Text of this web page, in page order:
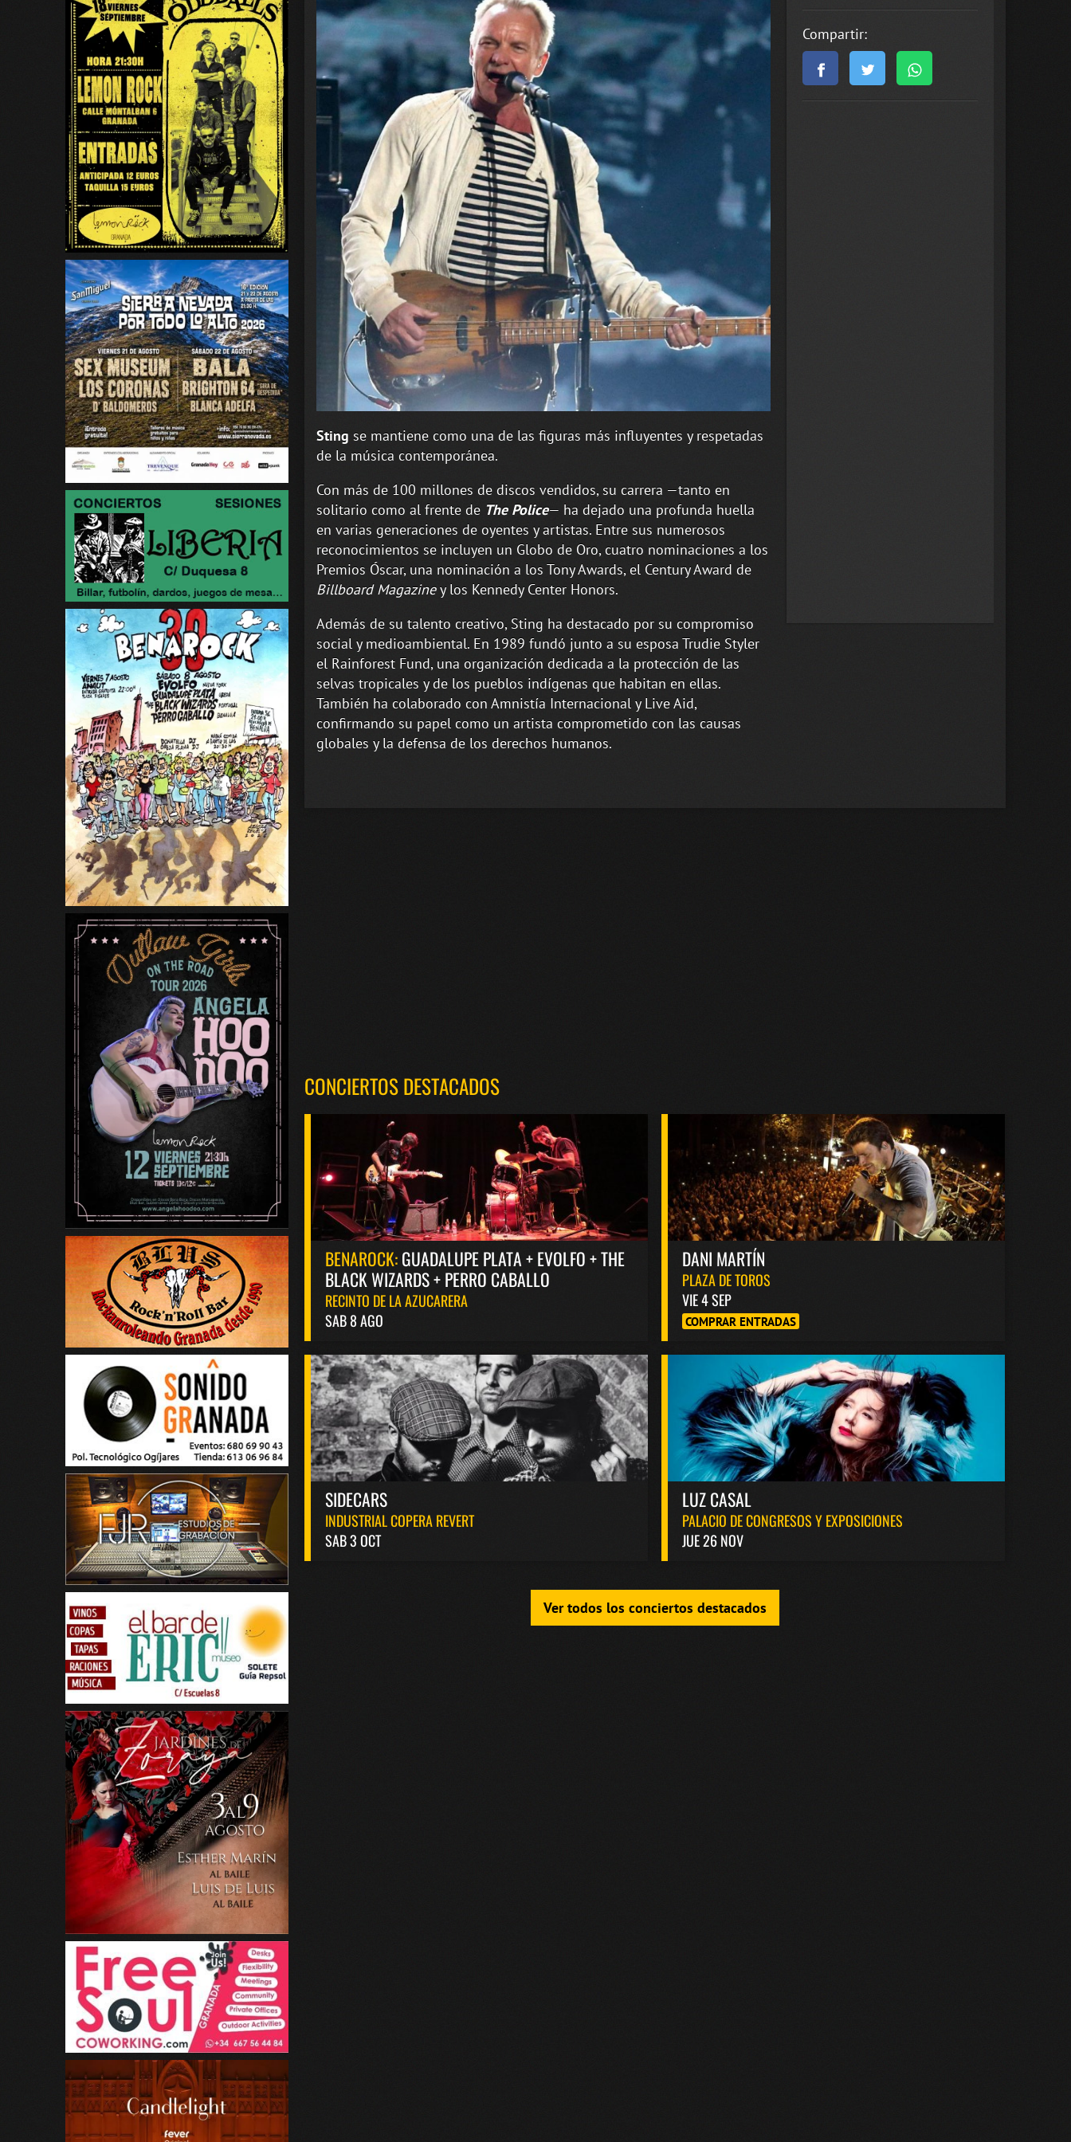
Compartir:
Sting se mantiene como una de las figuras más influyentes y respetadas
de la música contemporánea.
Con más de 100 millones de discos vendidos, su carrera —tanto en
solitario como al frente de The Police— ha dejado una profunda huella
en varias generaciones de oyentes y artistas. Entre sus numerosos
reconocimientos se incluyen un Globo de Oro, cuatro nominaciones a los
Premios Óscar, una nominación a los Tony Awards, el Century Award de
Billboard Magaziney los Kennedy Center Honors.
Además de su talento creativo, Sting ha destacado por su compromiso
social y medioambiental. En 1989 fundó junto a su esposa Trudie Styler
el Rainforest Fund, una organización dedicada a la protección de las
selvas tropicales y de los pueblos indígenas que habitan en ellas.
También ha colaborado con Amnistía Internacional y Live Aid,
confirmando su papel como un artista comprometido con las causas
globales y la defensa de los derechos humanos.
CONCIERTOS DESTACADOS
BENAROCK:GUADALUPE PLATA + EVOLFO + THE
BLACK WIZARDS + PERRO CABALLO
RECINTO DE LA AZUCARERA
SAB 8 AGO
DANI MARTÍN
PLAZA DE TOROS
VIE 4 SEP
COMPRAR ENTRADAS
SIDECARS
INDUSTRIAL COPERA REVERT
SAB 3 OCT
LUZ CASAL
PALACIO DE CONGRESOS Y EXPOSICIONES
JUE 26 NOV
Ver todos los conciertos destacados